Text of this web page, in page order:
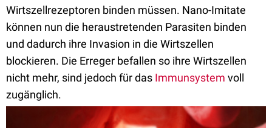
Wirtszellrezeptoren binden müssen. Nano-Imitate
können nun die heraustretenden Parasiten binden
und dadurch ihre Invasion in die Wirtszellen
blockieren. Die Erreger befallen so ihre Wirtszellen
nicht mehr, sind jedoch für das Immunsystem voll
zugänglich.